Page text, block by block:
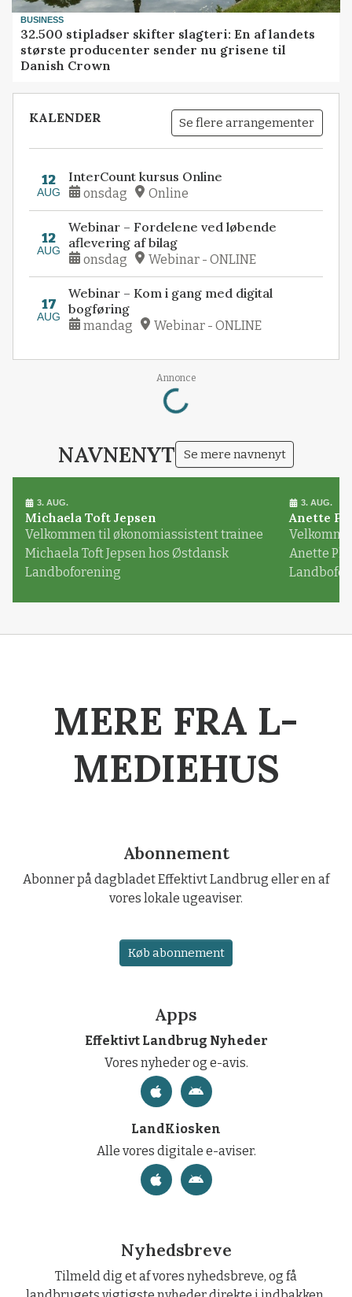
BUSINESS
32.500 stipladser skifter slagteri: En af landets
største producenter sender nu grisene til
Danish Crown
KALENDER Se flere arrangementer
12
AUG
InterCount kursus Online
onsdag Online
12
AUG
Webinar – Fordelene ved løbende
aflevering af bilag
onsdag Webinar - ONLINE
17
AUG
Webinar – Kom i gang med digital
bogføring
mandag Webinar - ONLINE
Annonce
Loading...
NAVNENYT Se mere navnenyt
3. AUG.
Michaela Toft Jepsen
Velkommen til økonomiassistent trainee
Michaela Toft Jepsen hos Østdansk
Landboforening
3. AUG.
Anette
Anette
MERE FRA L-
MEDIEHUS
Abonnement
Abonner på dagbladet Effektivt Landbrug eller en af
vores lokale ugeaviser.
Køb abonnement
Apps
Effektivt Landbrug Nyheder
Vores nyheder og e-avis.
LandKiosken
Alle vores digitale e-aviser.
Nyhedsbreve
Tilmeld dig et af vores nyhedsbreve, og få